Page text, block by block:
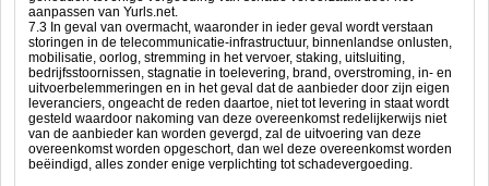
aanpassen van Yurls.net.
7.3 In geval van overmacht, waaronder in ieder geval wordt verstaan
storingen in de telecommunicatie-infrastructuur, binnenlandse onlusten,
mobilisatie, oorlog, stremming in het vervoer, staking, uitsluiting,
bedrijfsstoornissen, stagnatie in toelevering, brand, overstroming, in- en
uitvoerbelemmeringen en in het geval dat de aanbieder door zijn eigen
leveranciers, ongeacht de reden daartoe, niet tot levering in staat wordt
gesteld waardoor nakoming van deze overeenkomst redelijkerwijs niet
van de aanbieder kan worden gevergd, zal de uitvoering van deze
overeenkomst worden opgeschort, dan wel deze overeenkomst worden
beëindigd, alles zonder enige verplichting tot schadevergoeding.